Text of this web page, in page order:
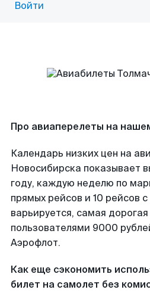
Войти
Про авиаперелеты на
Календарь низких цен на
Новосибирска показывает
году, каждую неделю по
прямых рейсов и 10 рейсов
варьируется, самая
пользователями 9000
Аэрофлот.
Как еще сэкономить
билет на самолет без